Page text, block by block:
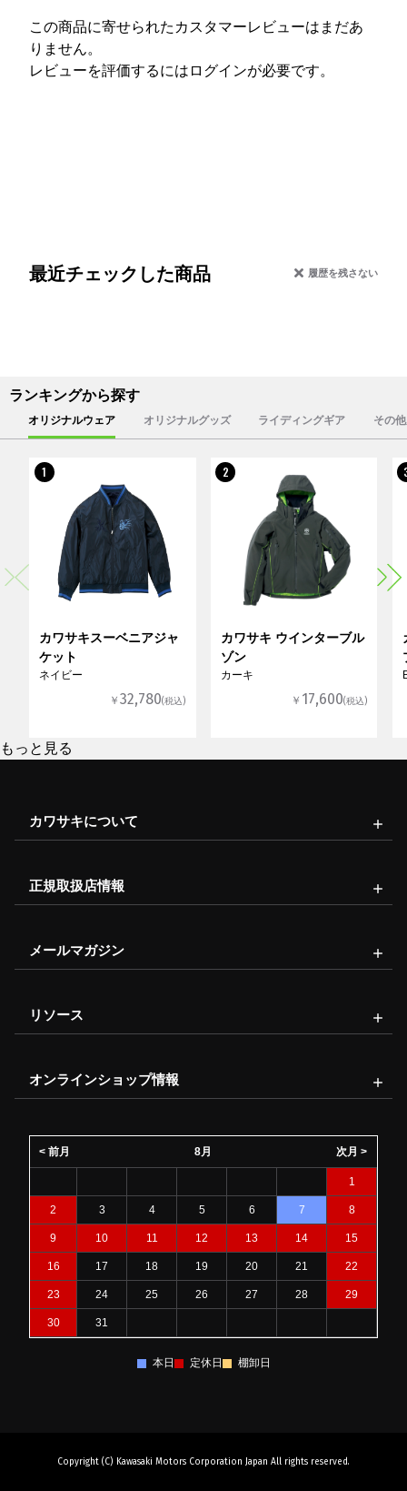
この商品に寄せられたカスタマーレビューはまだあ
りません。
レビューを評価するには ログインが必要です。
最近チェックした商品 履歴を残さない
ランキングから探す
オリジナルウェア オリジナルグッズ ライディングギア その
1
カワサキスーベニアジャ
ケット
ネイビー
￥32,780(税込)
2
カワサキ ウインターブル
ゾン
カーキ
￥ 17,600(税込)
もっと見る
カワサキについて
正規取扱店情報
メールマガジン
リソース
オンラインショップ情報
8月
< 前月 次月 >
1
2 3 4 5 6 7 8
9 10 11 12 13 14 15
16 17 18 19 20 21 22
23 24 25 26 27 28 29
30 31
本日 定休日 棚卸日
Copyright (C) Kawasaki Motors Corporation Japan All rights reserved.